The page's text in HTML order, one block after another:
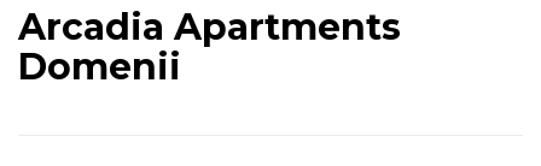
Arcadia Apartments
Domenii